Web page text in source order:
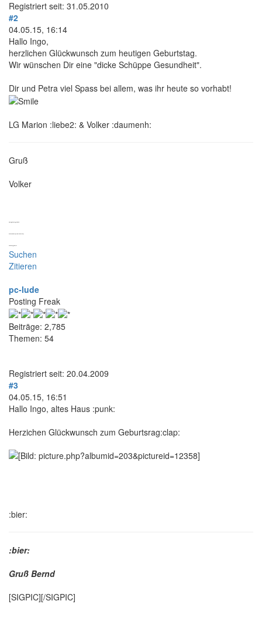
Registriert seit: 31.05.2010
#2
04.05.15, 16:14
Hallo Ingo,
herzlichen Glückwunsch zum heutigen Geburtstag.
Wir wünschen Dir eine "dicke Schüppe Gesundheit".
Dir und Petra viel Spass bei allem, was ihr heute so vorhabt!
LG Marion :liebe2: & Volker :daumenh:
Gruß
Volker
Suchen
Zitieren
pc-lude
Posting Freak
Beiträge: 2,785
Themen: 54
Registriert seit: 20.04.2009
#3
04.05.15, 16:51
Hallo Ingo, altes Haus :punk:
Herzichen Glückwunsch zum Geburtsrag:clap:
:bier:
:bier:
Gruß Bernd
[SIGPIC][/SIGPIC]